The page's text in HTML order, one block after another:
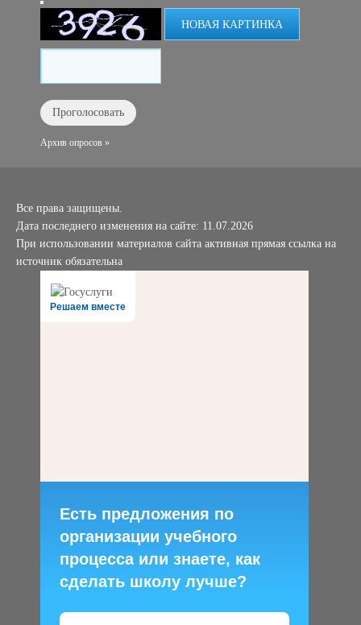
НОВАЯ КАРТИНКА
Архив опросов »
Все права защищены.
Дата последнего изменения на сайте: 11.07.2026
При использовании материалов сайта активная прямая ссылка на
источник обязательна
Решаем вместе
Есть предложения по
организации учебного
процесса или знаете, как
сделать школу лучше?